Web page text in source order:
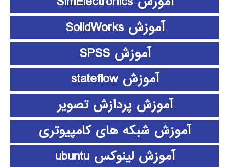
آموزش SolidWorks
آموزش SPSS
آموزش stateflow
آموزش پردازش تصویر
آموزش شبکه های کامپیوتری
آموزش لینوکس ubuntu